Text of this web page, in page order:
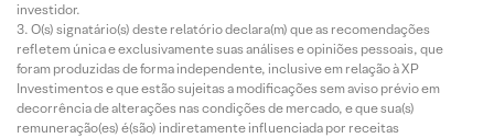
investidor.
O(s) signatário(s) deste relatório declara(m) que as recomendações
refletem única e exclusivamente suas análises e opiniões pessoais, que
foram produzidas de forma independente, inclusive em relação à XP
Investimentos e que estão sujeitas a modificações sem aviso prévio em
decorrência de alterações nas condições de mercado, e que sua(s)
remuneração(es) é(são) indiretamente influenciada por receitas